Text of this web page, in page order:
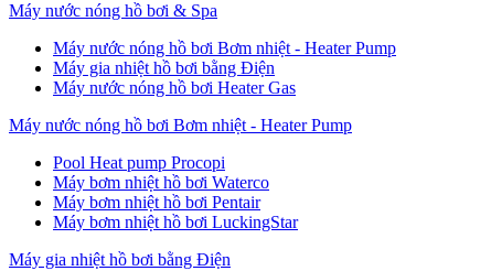
Máy nước nóng hồ bơi & Spa
Máy nước nóng hồ bơi Bơm nhiệt - Heater Pump
Máy gia nhiệt hồ bơi bằng Điện
Máy nước nóng hồ bơi Heater Gas
Máy nước nóng hồ bơi Bơm nhiệt - Heater Pump
Pool Heat pump Procopi
Máy bơm nhiệt hồ bơi Waterco
Máy bơm nhiệt hồ bơi Pentair
Máy bơm nhiệt hồ bơi LuckingStar
Máy gia nhiệt hồ bơi bằng Điện